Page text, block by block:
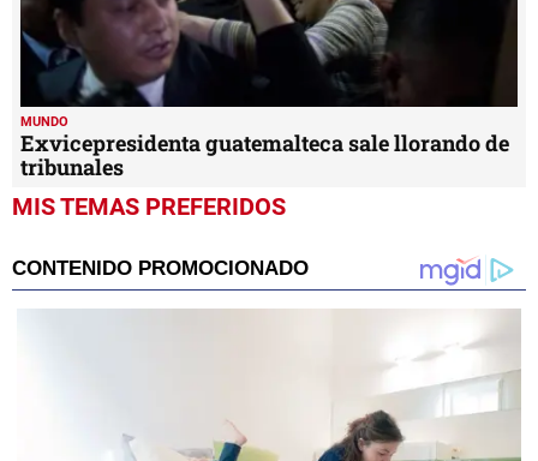
MUNDO
Exvicepresidenta guatemalteca sale llorando de
tribunales
MIS TEMAS PREFERIDOS